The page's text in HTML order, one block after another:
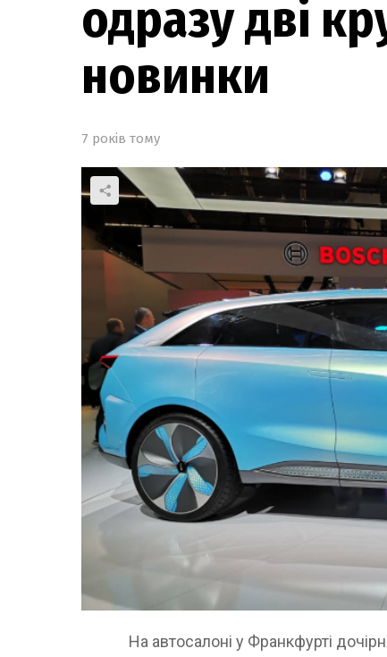
одразу дві
новинки
7 років тому
На автосалоні у Франкфурті